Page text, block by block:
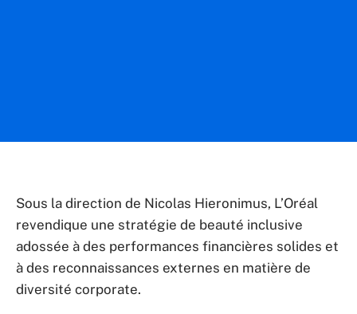
Sous la direction de Nicolas Hieronimus, L’Oréal
revendique une stratégie de beauté inclusive
adossée à des performances financières solides et
à des reconnaissances externes en matière de
diversité corporate.